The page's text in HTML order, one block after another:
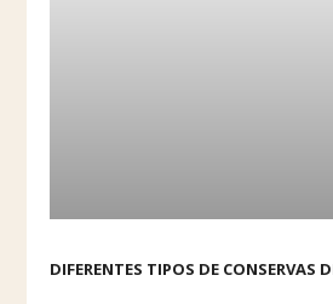
DIFERENTES TIPOS DE CONSERVAS